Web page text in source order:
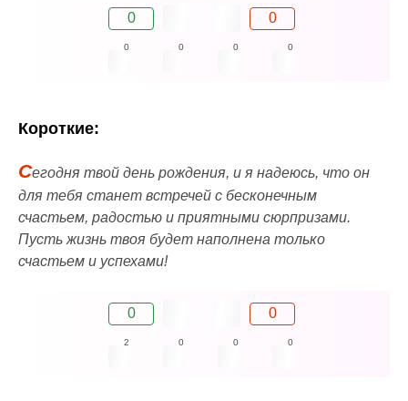
0 0
0 0 0 0
Короткие:
Сегодня твой день рождения, и я надеюсь, что он
для тебя станет встречей с бесконечным
счастьем, радостью и приятными сюрпризами.
Пусть жизнь твоя будет наполнена только
счастьем и успехами!
0 0
2 0 0 0